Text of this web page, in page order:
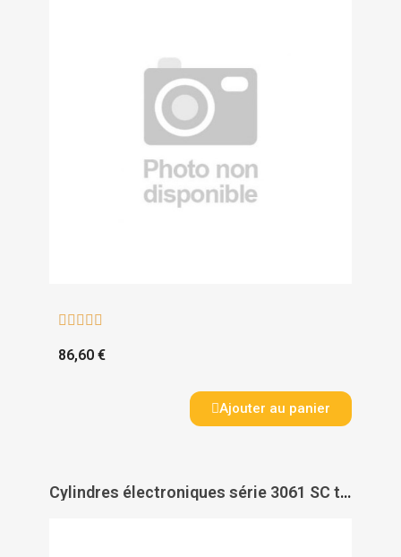
    
86,60 €
Ajouter au panier
Cylindres électroniques série 3061 SC technologie passive - SIMONS VOSS